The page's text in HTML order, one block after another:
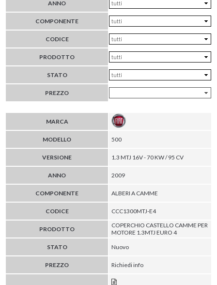
ANNO
COMPONENTE
CODICE
PRODOTTO
STATO
PREZZO
MARCA
MODELLO 500
VERSIONE 1.3 MTJ 16V - 70 KW / 95 CV
ANNO 2009
COMPONENTE ALBERI A CAMME
CODICE CCC1300MTJ-E4
PRODOTTO
COPERCHIO CASTELLO CAMME PER
MOTORE 1.3MTJ EURO 4
STATO
Nuovo
PREZZO Richiedi info